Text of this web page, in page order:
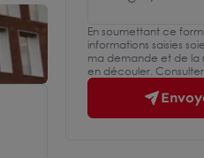
En soumettant ce
informations saisies
ma demande et de la
en découler.